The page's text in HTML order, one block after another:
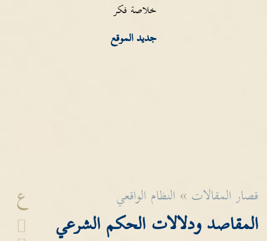
خلاصة فكر
جديد الموقع
ع قصار المقالات » النظام الواقعي
المقاصد ودلالات الحكم الشرعي